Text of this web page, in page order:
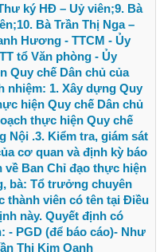
ký HĐ – Uỷ viên;9. Bà
Bà Trần Thị Nga –
Hương - TTCM - Ủy
tổ Văn phòng - Ủy
Quy chế Dân chủ của
1. Xây dựng Quy
hiện Quy chế Dân chủ
thực hiện Quy chế
Nội .3. Kiểm tra, giám sát
cơ quan và định kỳ báo
Ban Chỉ đạo thực hiện
bà: Tổ trưởng chuyên
thành viên có tên tại Điều
này. Quyết định có
- PGD (để báo cáo)- Như
Thị Kim Oanh